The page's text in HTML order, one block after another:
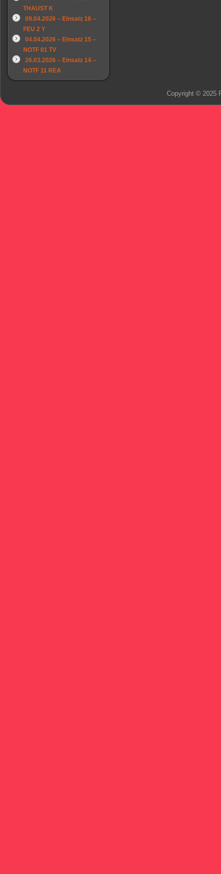
THAUST K
09.04.2026 – Einsatz 16 –
FEU 2 Y
04.04.2026 – Einsatz 15 –
NOTF 01 TV
26.03.2026 – Einsatz 14 –
NOTF 11 REA
Copyright © 2025